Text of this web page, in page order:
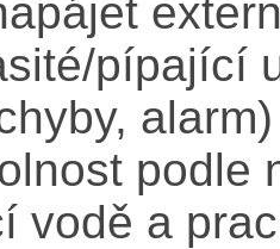
pípající
alarm)
podle
vodě a